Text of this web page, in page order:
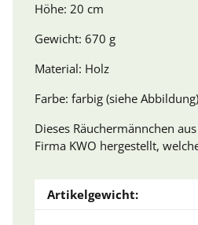
Höhe: 20 cm
Gewicht: 670 g
Material: Holz
Farbe: farbig (siehe Abbildung)
Dieses Räuchermännchen
Firma KWO hergestellt,
Artikelgewicht: